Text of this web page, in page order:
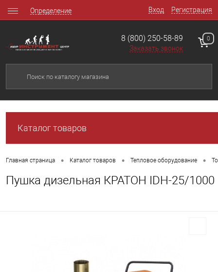
Вход Регистрация
Определение
8 (800) 250-58-89
Заказать звонок
0
Каталог товаров
Главная страница • Каталог товаров • Тепловое оборудование •
Пушка дизельная КРАТОН IDH-25/1000